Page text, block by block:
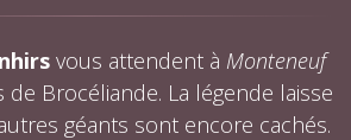
vous attendent à Monteneuf
Brocéliande. La légende laisse
géants sont encore cachés.